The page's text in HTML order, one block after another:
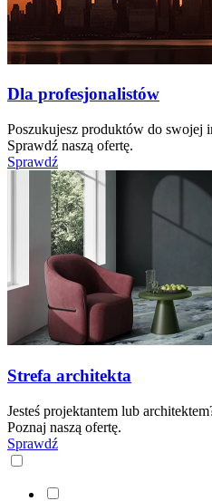
Dla profesjonalistów
Poszukujesz produktów do swojej
Sprawdź naszą ofertę.
Sprawdź
Strefa architekta
Jesteś projektantem lub
Poznaj naszą ofertę.
Sprawdź